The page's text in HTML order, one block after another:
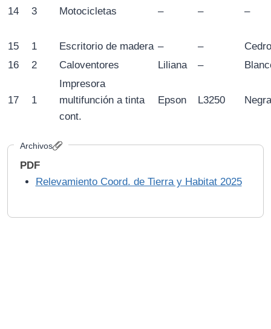
14 3 Motocicletas – – –
15 1 Escritorio de madera – –
16
2 Caloventores Liliana –
17 1
Impresora
multifunción a tinta
cont.
Epson L3250 Negra
Archivos
PDF
Relevamiento Coord. de Tierra y Habitat 2025